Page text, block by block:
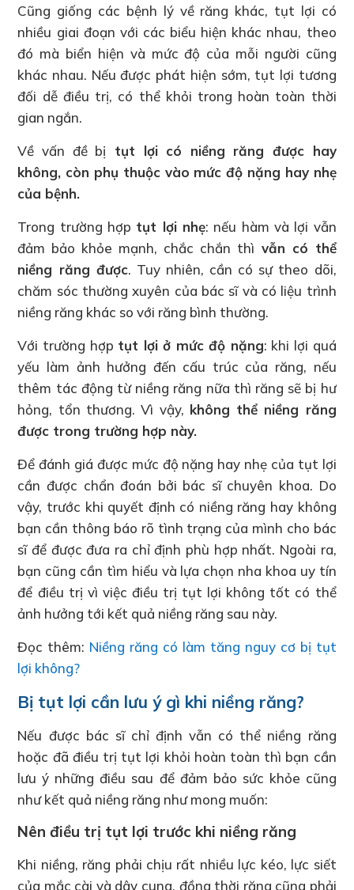
Cũng giống các bệnh lý về răng khác, tụt lợi có
nhiều giai đoạn với các biểu hiện khác nhau, theo
đó mà biển hiện và mức độ của mỗi người cũng
khác nhau. Nếu được phát hiện sớm, tụt lợi tương
đối dễ điều trị, có thể khỏi trong hoàn toàn thời
gian ngắn.
Về vấn đề bị tụt lợi có niềng răng được hay
không, còn phụ thuộc vào mức độ nặng hay nhẹ
của bệnh.
Trong trường hợp tụt lợi nhẹ: nếu hàm và lợi vẫn
đảm bảo khỏe mạnh, chắc chắn thì vẫn có thể
niềng răng được. Tuy nhiên, cần có sự theo dõi,
chăm sóc thường xuyên của bác sĩ và có liệu trình
niềng răng khác so với răng bình thường.
Với trường hợp tụt lợi ở mức độ nặng: khi lợi quá
yếu làm ảnh hưởng đến cấu trúc của răng, nếu
thêm tác động từ niềng răng nữa thì răng sẽ bị hư
hỏng, tổn thương. Vì vậy, không thể niềng răng
được trong trường hợp này.
Để đánh giá được mức độ nặng hay nhẹ của tụt lợi
cần được chẩn đoán bởi bác sĩ chuyên khoa. Do
vậy, trước khi quyết định có niềng răng hay không
bạn cần thông báo rõ tình trạng của mình cho bác
sĩ để được đưa ra chỉ định phù hợp nhất. Ngoài ra,
bạn cũng cần tìm hiểu và lựa chọn nha khoa uy tín
để điều trị vì việc điều trị tụt lợi không tốt có thể
ảnh hưởng tới kết quả niềng răng sau này.
Đọc thêm: Niềng răng có làm tăng nguy cơ bị tụt
lợi không?
Bị tụt lợi cần lưu ý gì khi niềng răng?
Nếu được bác sĩ chỉ định vẫn có thể niềng răng
hoặc đã điều trị tụt lợi khỏi hoàn toàn thì bạn cần
lưu ý những điều sau để đảm bảo sức khỏe cũng
như kết quả niềng răng như mong muốn:
Nên điều trị tụt lợi trước khi niềng răng
Khi niềng, răng phải chịu rất nhiều lực kéo, lực siết
của mắc cài và dây cung, đồng thời răng cũng phải